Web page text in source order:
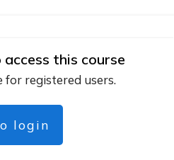
this course
for registered users.
login